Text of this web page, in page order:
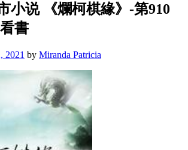
小说 《爛柯棋緣》-第910
書
2021 by Miranda Patricia